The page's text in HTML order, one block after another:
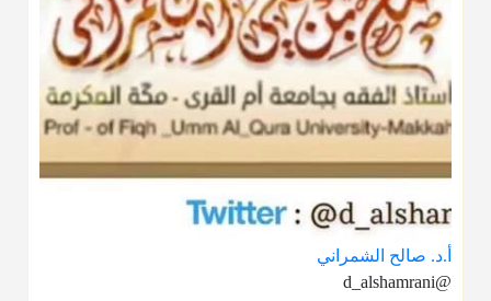
أ.د. صالح الشمراني
@d_alshamrani